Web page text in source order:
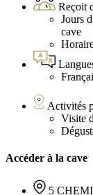
Reçoit
Jours
cave
Activités
Visite
Accéder à la cave
5